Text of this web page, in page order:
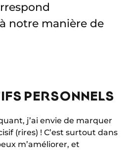
notre manière de
PERSONNELS
j’ai envie de marquer
(rires) ! C’est surtout dans
m’améliorer, et